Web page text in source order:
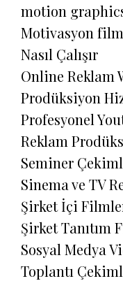
motion
Motivasyon
Nasıl Çalışır
Online Reklam
Prodüksiyon
Profesyonel
Reklam
Seminer
Sinema ve TV
Şirket İçi
Şirket Tanıtım
Sosyal Medya
Toplantı